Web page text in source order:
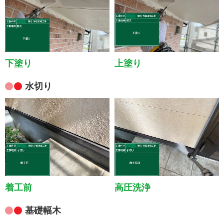
下塗り 上塗り
水切り
着工前 高圧洗浄
基礎幅木